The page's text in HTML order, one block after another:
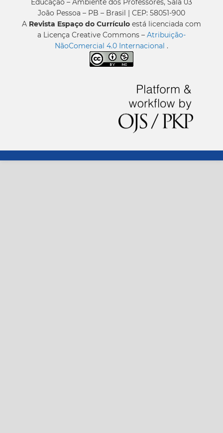
Educação – Ambiente dos Professores, Sala 03
João Pessoa – PB – Brasil | CEP: 58051-900
A Revista Espaço do Currículo está licenciada com
a Licença Creative Commons – Atribuição-
NãoComercial 4.0 Internacional .